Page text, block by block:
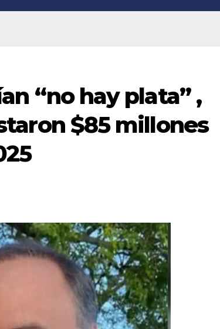
“no hay plata” ,
$85 millones